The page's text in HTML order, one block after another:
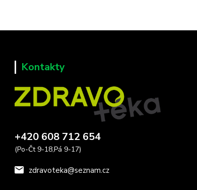
Kontakty
+420 608 712 654
(Po-Čt 9-18,Pá 9-17)
zdravoteka@seznam.cz